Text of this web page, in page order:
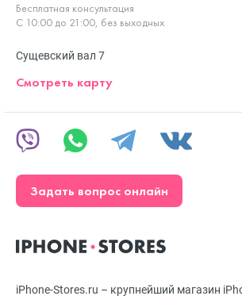
iPhone-Stores.ru – крупнейший магазин
Бесплатная консультация
С 10:00 до 21:00, без выходных
Сущевский вал 7
Смотреть карту
Задать вопрос онлайн